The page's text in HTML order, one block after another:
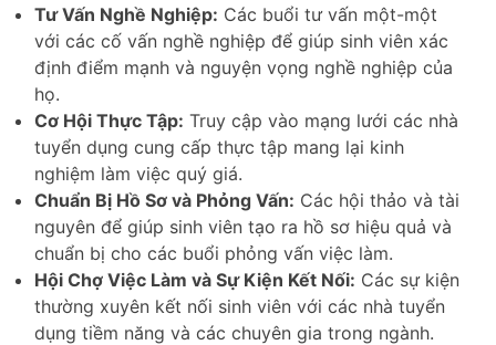
Tư Vấn Nghề Nghiệp: Các buổi tư vấn một-một
với các cố vấn nghề nghiệp để giúp sinh viên xác
định điểm mạnh và nguyện vọng nghề nghiệp của
họ.
Cơ Hội Thực Tập: Truy cập vào mạng lưới các nhà
tuyển dụng cung cấp thực tập mang lại kinh
nghiệm làm việc quý giá.
Chuẩn Bị Hồ Sơ và Phỏng Vấn: Các hội thảo và tài
nguyên để giúp sinh viên tạo ra hồ sơ hiệu quả và
chuẩn bị cho các buổi phỏng vấn việc làm.
Hội Chợ Việc Làm và Sự Kiện Kết Nối: Các sự kiện
thường xuyên kết nối sinh viên với các nhà tuyển
dụng tiềm năng và các chuyên gia trong ngành.